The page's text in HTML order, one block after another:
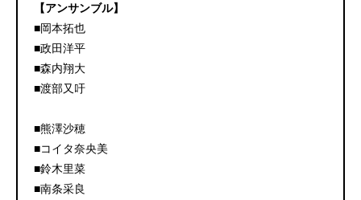
【アンサンブル】
■岡本拓也
■政田洋平
■森内翔大
■渡部又吁
■熊澤沙穂
■コイタ奈央美
■鈴木里菜
■南条采良